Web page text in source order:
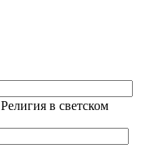
Религия в светском